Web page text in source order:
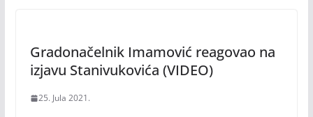
Gradonačelnik Imamović reagovao na
izjavu Stanivukovića (VIDEO)
25. Jula 2021.